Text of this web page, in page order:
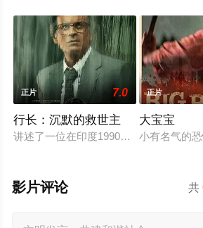
正片 7.0
行长：沉默的救世主
讲述了一位在印度1990年代经济危机期
正片
大宝宝
小有名气的
共
影片评论